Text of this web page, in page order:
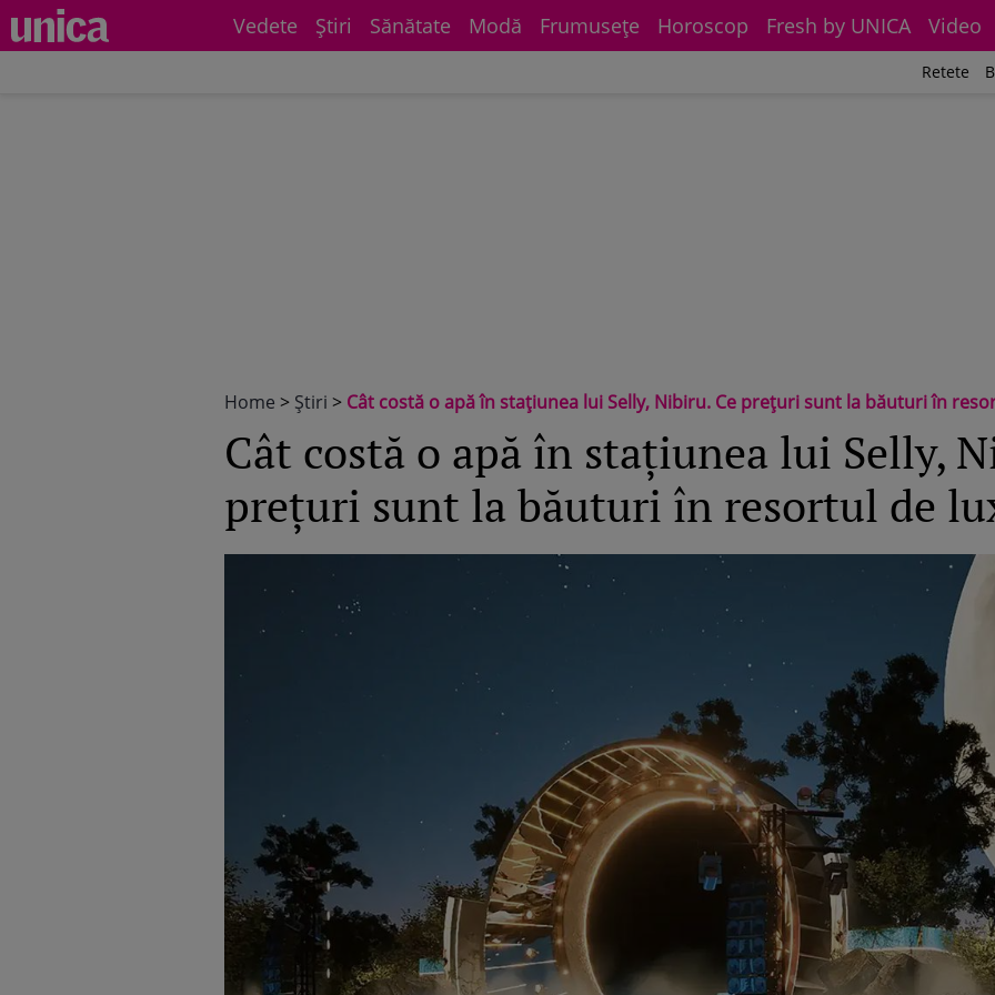
Vedete Știri Sănătate Modă Frumuseţe Horoscop Fresh by UNICA Video
Retete
Home > Știri > Cât costă o apă în stațiunea lui Selly, Nibiru. Ce prețuri sunt la băuturi în
Cât costă o apă în stațiunea lui Selly,
prețuri sunt la băuturi în resortul de